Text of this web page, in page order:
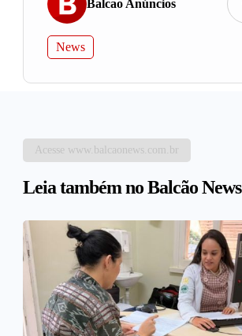
Balcao Anúncios
News
Acesse www.balcaonews.com.br
Leia também no Balcão News